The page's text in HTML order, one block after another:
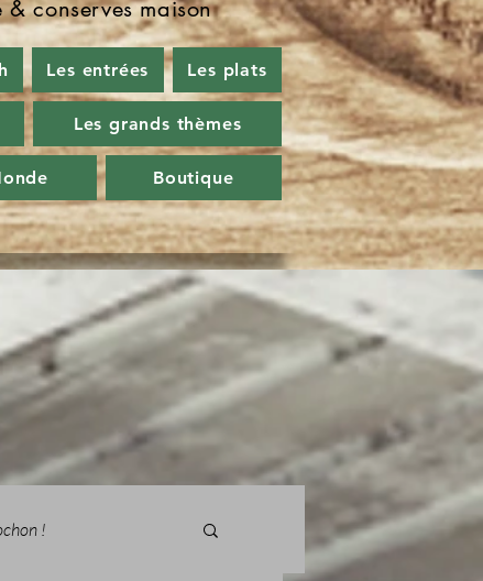
conserves maison
Les entrées Les plats
Les grands thèmes
Boutique
!